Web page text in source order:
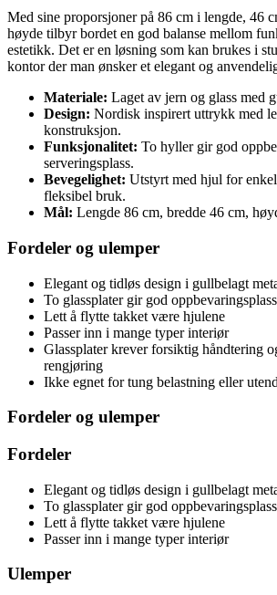
Med sine proporsjoner på 86 cm i lengde, 46
høyde tilbyr bordet en god balanse mellom
estetikk. Det er en løsning som kan brukes i
kontor der man ønsker et elegant og
Materiale: Laget av jern og glass med
Design: Nordisk inspirert uttrykk med
konstruksjon.
Funksjonalitet: To hyller gir god
serveringsplass.
Bevegelighet: Utstyrt med hjul for
fleksibel bruk.
Mål: Lengde 86 cm, bredde 46 cm,
Fordeler og ulemper
Elegant og tidløs design i gullbelagt
To glassplater gir god oppbevaringsplass
Lett å flytte takket være hjulene
Passer inn i mange typer interiør
Glassplater krever forsiktig håndtering
rengjøring
Ikke egnet for tung belastning eller
Fordeler og ulemper
Fordeler
Elegant og tidløs design i gullbelagt
To glassplater gir god oppbevaringsplass
Lett å flytte takket være hjulene
Passer inn i mange typer interiør
Ulemper